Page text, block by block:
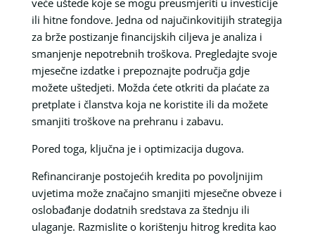
ili hitne fondove. Jedna od najučinkovitijih strategija
za brže postizanje financijskih ciljeva je analiza i
smanjenje nepotrebnih troškova. Pregledajte svoje
mjesečne izdatke i prepoznajte područja gdje
možete uštedjeti. Možda ćete otkriti da plaćate za
pretplate i članstva koja ne koristite ili da možete
smanjiti troškove na prehranu i zabavu.
Pored toga, ključna je i optimizacija dugova.
Refinanciranje postojećih kredita po povoljnijim
uvjetima može značajno smanjiti mjesečne obveze i
oslobađanje dodatnih sredstava za štednju ili
ulaganje. Razmislite o korištenju hitrog kredita kao